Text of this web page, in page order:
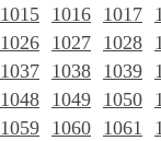
1015 1016 1017
1026 1027 1028
1037 1038 1039
1048 1049 1050
1059 1060 1061